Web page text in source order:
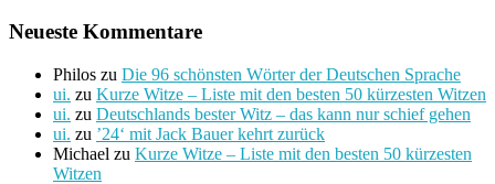
Neueste Kommentare
Philos zu Die 96 schönsten Wörter der Deutschen Sprache
ui. zu Kurze Witze – Liste mit den besten 50 kürzesten Witzen
ui. zu Deutschlands bester Witz – das kann nur schief gehen
ui. zu ’24‘ mit Jack Bauer kehrt zurück
Michael zu Kurze Witze – Liste mit den besten 50 kürzesten
Witzen